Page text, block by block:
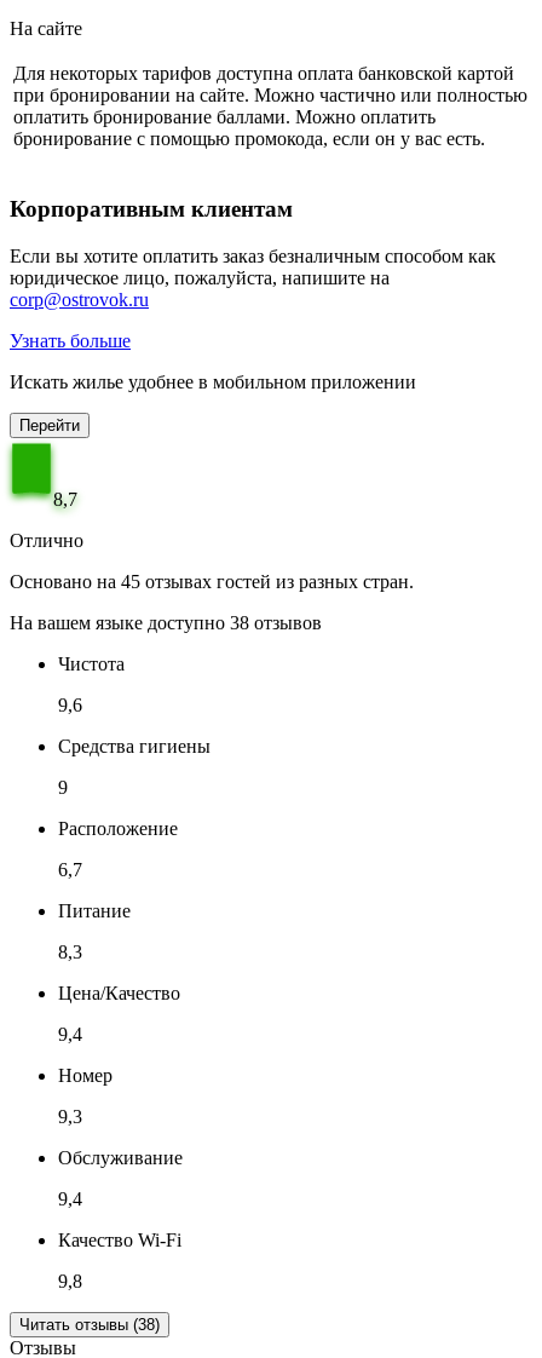
На сайте
Для некоторых тарифов доступна оплата банковской картой
при бронировании на сайте. Можно частично или полностью
оплатить бронирование баллами. Можно оплатить
бронирование с помощью промокода, если он у вас есть.
Корпоративным клиентам
Если вы хотите оплатить заказ безналичным способом как
юридическое лицо, пожалуйста, напишите на
corp@ostrovok.ru
Узнать больше
Искать жилье удобнее в мобильном приложении
Перейти
8,7
Отлично
Основано на 45 отзывах гостей из разных стран.
На вашем языке доступно 38 отзывов
Чистота
9,6
Средства гигиены
9
Расположение
6,7
Питание
8,3
Цена/Качество
9,4
Номер
9,3
Обслуживание
9,4
Качество Wi-Fi
9,8
Читать отзывы (38)
Отзывы